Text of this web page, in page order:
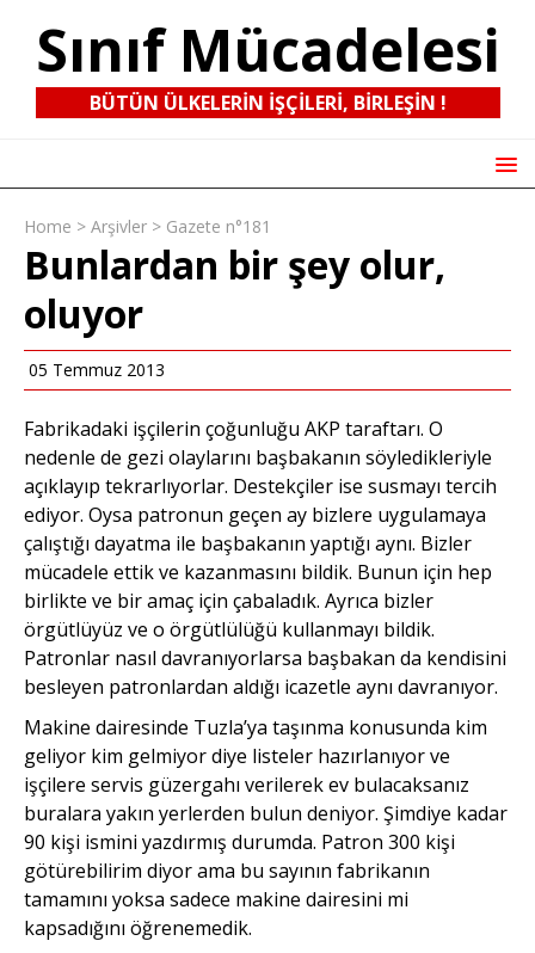
Sınıf Mücadelesi
BÜTÜN ÜLKELERIN IŞÇILERI, BIRLEŞIN !
Home > Arşivler > Gazete n°181
Bunlardan bir şey olur,
oluyor
05 Temmuz 2013
Fabrikadaki işçilerin çoğunluğu AKP taraftarı. O
nedenle de gezi olaylarını başbakanın söyledikleriyle
açıklayıp tekrarlıyorlar. Destekçiler ise susmayı tercih
ediyor. Oysa patronun geçen ay bizlere uygulamaya
çalıştığı dayatma ile başbakanın yaptığı aynı. Bizler
mücadele ettik ve kazanmasını bildik. Bunun için hep
birlikte ve bir amaç için çabaladık. Ayrıca bizler
örgütlüyüz ve o örgütlülüğü kullanmayı bildik.
Patronlar nasıl davranıyorlarsa başbakan da kendisini
besleyen patronlardan aldığı icazetle aynı davranıyor.
Makine dairesinde Tuzla’ya taşınma konusunda kim
geliyor kim gelmiyor diye listeler hazırlanıyor ve
işçilere servis güzergahı verilerek ev bulacaksanız
buralara yakın yerlerden bulun deniyor. Şimdiye kadar
90 kişi ismini yazdırmış durumda. Patron 300 kişi
götürebilirim diyor ama bu sayının fabrikanın
tamamını yoksa sadece makine dairesini mi
kapsadığını öğrenemedik.